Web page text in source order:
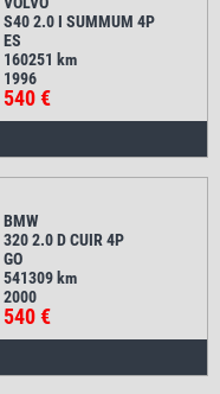
S40 2.0 I SUMMUM 4P
ES
160251 km
1996
540 €
BMW
320 2.0 D CUIR 4P
GO
541309 km
2000
540 €